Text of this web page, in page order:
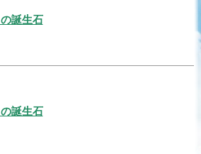
誕生石
誕生石